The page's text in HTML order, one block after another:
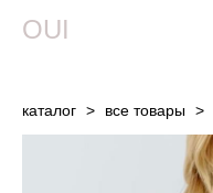
OUI
каталог > все товары >